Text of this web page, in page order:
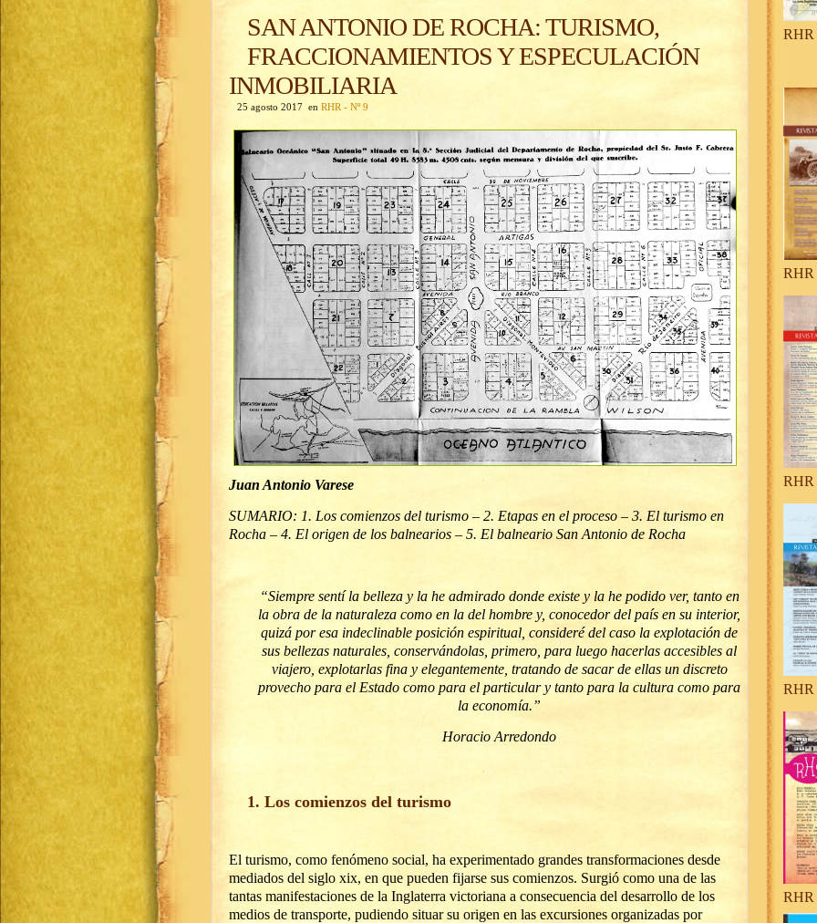
SAN ANTONIO DE ROCHA: TURISMO,
FRACCIONAMIENTOS Y ESPECULACIÓN
INMOBILIARIA
25 agosto 2017 en RHR - Nº 9
Juan Antonio Varese
SUMARIO: 1. Los comienzos del turismo – 2. Etapas en el proceso – 3. El turismo en
Rocha – 4. El origen de los balnearios – 5. El balneario San Antonio de Rocha
“Siempre sentí la belleza y la he admirado donde existe y la he podido ver, tanto en
la obra de la naturaleza como en la del hombre y, conocedor del país en su interior,
quizá por esa indeclinable posición espiritual, consideré del caso la explotación de
sus bellezas naturales, conservándolas, primero, para luego hacerlas accesibles al
viajero, explotarlas fina y elegantemente, tratando de sacar de ellas un discreto
provecho para el Estado como para el particular y tanto para la cultura como para
la economía.”
Horacio Arredondo
1. Los comienzos del turismo
El turismo, como fenómeno social, ha experimentado grandes transformaciones desde
mediados del siglo xix, en que pueden fijarse sus comienzos. Surgió como una de las
tantas manifestaciones de la Inglaterra victoriana a consecuencia del desarrollo de los
medios de transporte, pudiendo situar su origen en las excursiones organizadas por
RHR
RHR
RHR
RHR
RHR